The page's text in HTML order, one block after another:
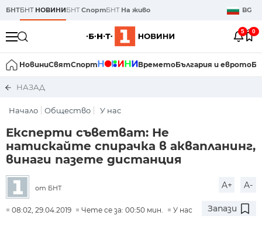
БНТБНТ НОВИНИБНТСпортБНТ На живо BG
5 0
НовиниСвятСпорт ВреметоБългария и еврото
НАЗАД
Начало Общество У нас
Експерти съветват: Не
натискайте спирачка в аквапланинг,
винаги пазете дистанция
от БНТ A+ A-
08:02, 29.04.2019 Чете се за: 00:50 мин. У нас Запази